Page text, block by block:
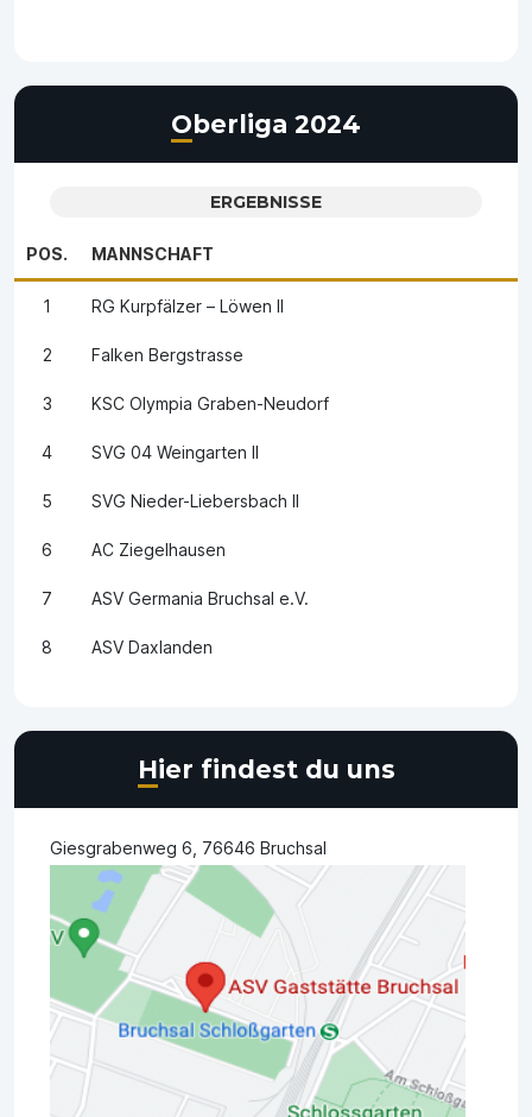
Oberliga 2024
ERGEBNISSE
POS. MANNSCHAFT
1 RG Kurpfälzer – Löwen II
2 Falken Bergstrasse
3 KSC Olympia Graben-Neudorf
4 SVG 04 Weingarten II
5 SVG Nieder-Liebersbach II
6 AC Ziegelhausen
7 ASV Germania Bruchsal e.V.
8 ASV Daxlanden
Hier findest du uns
Giesgrabenweg 6, 76646 Bruchsal